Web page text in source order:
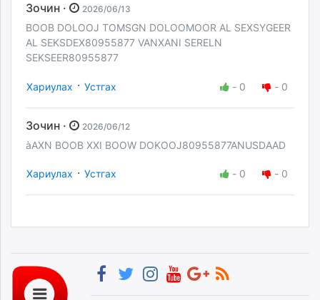
Зочин · 2026/06/13
BOOB DOLOOJ TOMSGN DOLOOMOOR AL SEXSYGEER
AL SEKSDEX80955877 VANXANI SERELN
SEKSEER80955877
Хариулах · Устгах - 0 - 0
Зочин · 2026/06/12
àAXN BOOB XXI BOOW DOKOOJ80955877ANUSDAAD
Хариулах · Устгах - 0 - 0